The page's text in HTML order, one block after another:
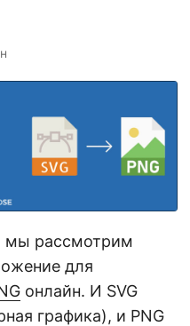
мы рассмотрим
для
онлайн. И SVG
графика), и PNG